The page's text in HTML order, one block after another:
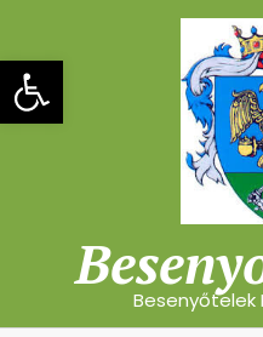
Eszköztár megnyitása
content
Besenyőtelek